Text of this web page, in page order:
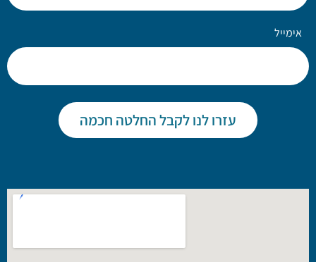
אימייל
עזרו לנו לקבל החלטה חכמה